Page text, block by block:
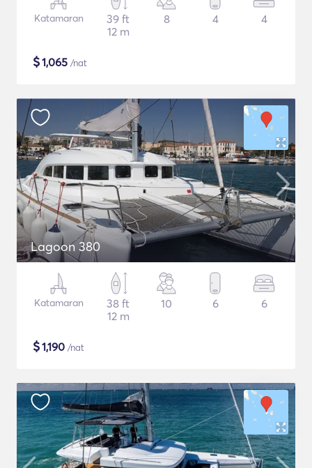
Katamaran
39 ft
12 m
8 4 4
$1,065 /nat
Lagoon 380
Katamaran
38 ft
12 m
10 6 6
$1,190 /nat